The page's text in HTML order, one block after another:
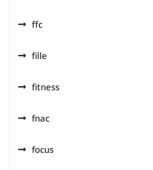
ffc
fille
fitness
fnac
focus